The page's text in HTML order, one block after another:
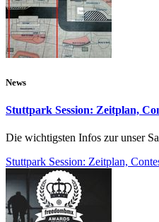
News
Stuttpark Session: Zeitplan,
Die wichtigsten Infos zur unser
Stuttpark Session: Zeitplan,